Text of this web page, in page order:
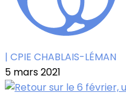
| CPIE CHABLAIS-LÉMAN
5 mars 2021